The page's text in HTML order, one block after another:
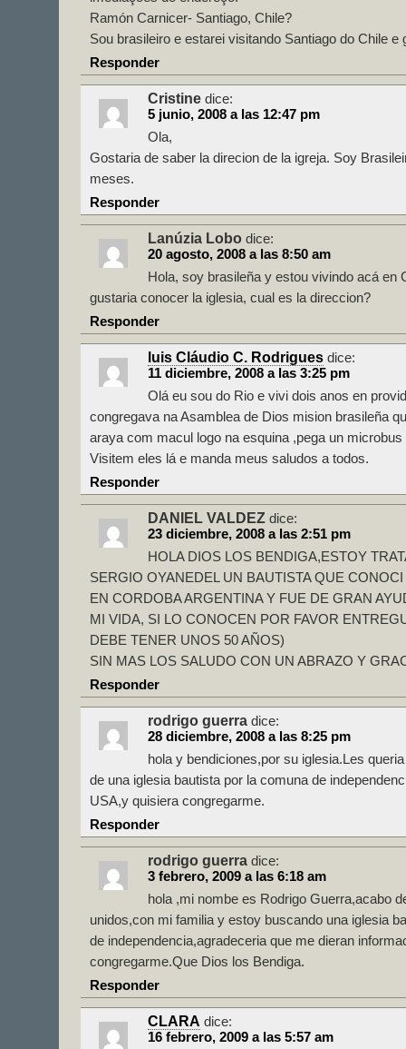
Ramón Carnicer- Santiago, Chile?
Sou brasileiro e estarei visitando Santiago do Chile e
Responder
Cristine dice:
5 junio, 2008 a las 12:47 pm
Ola,
Gostaria de saber la direcion de la igreja. Soy
meses.
Responder
Lanúzia Lobo dice:
20 agosto, 2008 a las 8:50 am
Hola, soy brasileña y estou vivindo acá en
gustaria conocer la iglesia, cual es la direccion?
Responder
luis Cláudio C. Rodrigues dice:
11 diciembre, 2008 a las 3:25 pm
Olá eu sou do Rio e vivi dois anos en
congregava na Asamblea de Dios mision brasileña
araya com macul logo na esquina ,pega un
Visitem eles lá e manda meus saludos a todos.
Responder
DANIEL VALDEZ dice:
23 diciembre, 2008 a las 2:51 pm
HOLA DIOS LOS BENDIGA,ESTOY
SERGIO OYANEDEL UN BAUTISTA QUE
EN CORDOBA ARGENTINA Y FUE DE GRAN
MI VIDA, SI LO CONOCEN POR FAVOR
DEBE TENER UNOS 50 AÑOS)
SIN MAS LOS SALUDO CON UN ABRAZO Y
Responder
rodrigo guerra dice:
28 diciembre, 2008 a las 8:25 pm
hola y bendiciones,por su iglesia.Les
de una iglesia bautista por la comuna de
USA,y quisiera congregarme.
Responder
rodrigo guerra dice:
3 febrero, 2009 a las 6:18 am
hola ,mi nombe es Rodrigo Guerra,acabo
unidos,con mi familia y estoy buscando una iglesia
de independencia,agradeceria que me dieran
congregarme.Que Dios los Bendiga.
Responder
CLARA dice:
16 febrero, 2009 a las 5:57 am